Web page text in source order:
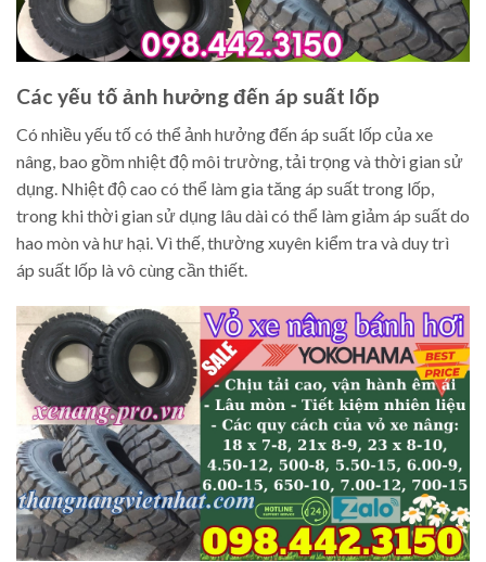
Các yếu tố ảnh hưởng đến áp suất lốp
Có nhiều yếu tố có thể ảnh hưởng đến áp suất lốp của xe
nâng, bao gồm nhiệt độ môi trường, tải trọng và thời gian sử
dụng. Nhiệt độ cao có thể làm gia tăng áp suất trong lốp,
trong khi thời gian sử dụng lâu dài có thể làm giảm áp suất do
hao mòn và hư hại. Vì thế, thường xuyên kiểm tra và duy trì
áp suất lốp là vô cùng cần thiết.